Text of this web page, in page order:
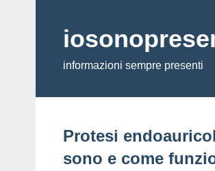
contenuto
informazioni sempre presenti
Protesi
sono e come